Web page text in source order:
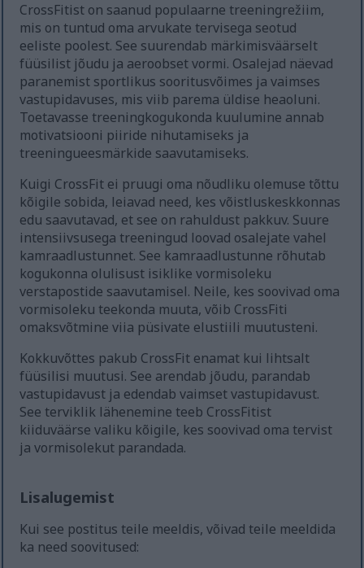
CrossFitist on saanud populaarne treeningrežiim,
mis on tuntud oma arvukate tervisega seotud
eeliste poolest. See suurendab märkimisväärselt
füüsilist jõudu ja aeroobset vormi. Osalejad näevad
paranemist sportlikus sooritusvõimes ja vaimses
vastupidavuses, mis viib parema üldise heaoluni.
Toetavasse treeningkogukonda kuulumine annab
motivatsiooni piiride nihutamiseks ja
treeningueesmärkide saavutamiseks.
Kuigi CrossFit ei pruugi oma nõudliku olemuse tõttu
kõigile sobida, leiavad need, kes võistluskeskkonnas
edu saavutavad, et see on rahuldust pakkuv. Suure
intensiivsusega treeningud loovad osalejate vahel
kamraadlustunnet. See kamraadlustunne rõhutab
kogukonna olulisust isiklike vormisoleku
verstapostide saavutamisel. Neile, kes soovivad oma
vormisoleku teekonda muuta, võib CrossFiti
omaksvõtmine viia püsivate elustiili muutusteni.
Kokkuvõttes pakub CrossFit enamat kui lihtsalt
füüsilisi muutusi. See arendab jõudu, parandab
vastupidavust ja edendab vaimset vastupidavust.
See terviklik lähenemine teeb CrossFitist
kiiduväärse valiku kõigile, kes soovivad oma tervist
ja vormisolekut parandada.
Lisalugemist
Kui see postitus teile meeldis, võivad teile meeldida
ka need soovitused: